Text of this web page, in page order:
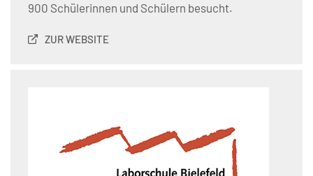
900 Schülerinnen und Schülern besucht.
ZUR WEBSITE